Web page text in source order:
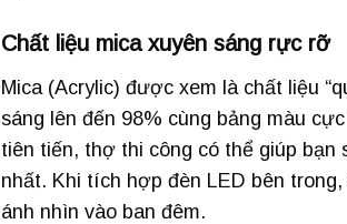
Chất liệu mica xuyên sáng rực rỡ
Mica (Acrylic) được xem là chất liệu
sáng lên đến 98% cùng bảng màu
tiên tiến, thợ thi công có thể giúp
nhất. Khi tích hợp đèn LED bên
ánh nhìn vào ban đêm.